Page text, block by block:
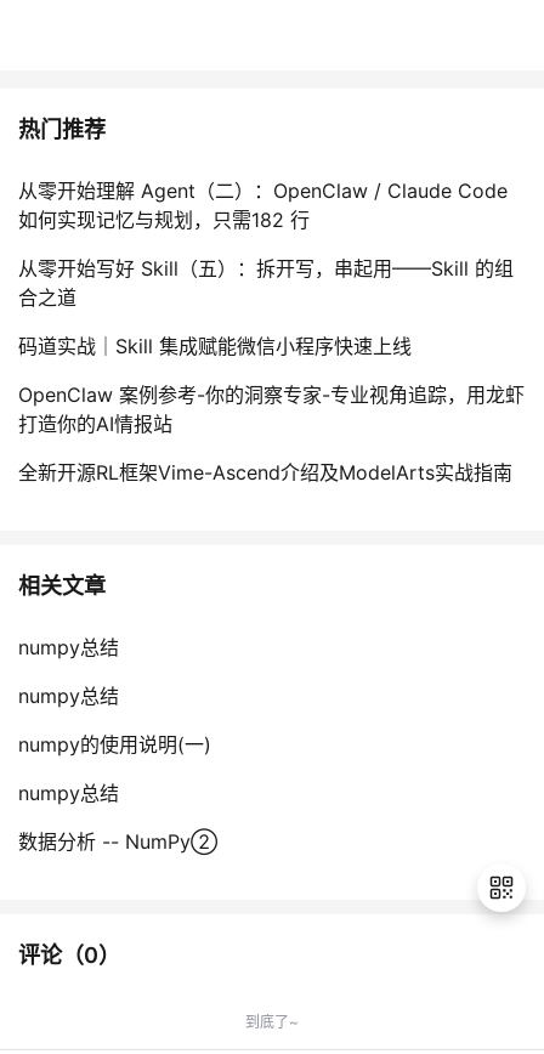
热门推荐
从零开始理解 Agent（二）：OpenClaw / Claude Code
如何实现记忆与规划，只需182 行
从零开始写好 Skill（五）：拆开写，串起用——Skill 的组
合之道
码道实战｜Skill 集成赋能微信小程序快速上线
OpenClaw 案例参考-你的洞察专家-专业视角追踪，用龙虾
打造你的AI情报站
全新开源RL框架Vime-Ascend介绍及ModelArts实战指南
相关文章
numpy总结
numpy总结
numpy的使用说明(一)
numpy总结
数据分析 -- NumPy②
评论（0）
到底了~